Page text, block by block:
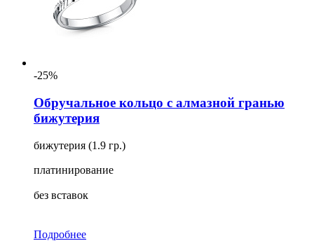
-25%
Обручальное кольцо с алмазной гранью
бижутерия
бижутерия (1.9 гр.)
платинирование
без вставок
Подробнее